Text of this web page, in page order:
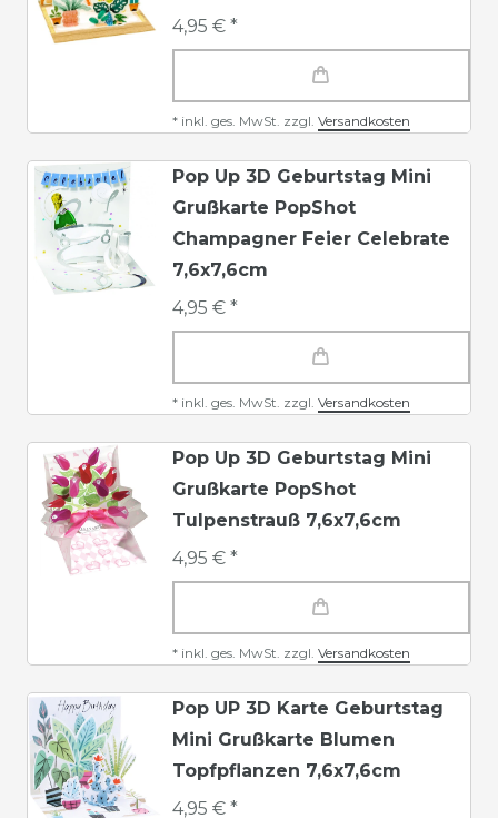
4,95 € *
* inkl. ges. MwSt. zzgl. Versandkosten
Pop Up 3D Geburtstag Mini
Grußkarte PopShot
Champagner Feier Celebrate
7,6x7,6cm
4,95 € *
* inkl. ges. MwSt. zzgl. Versandkosten
Pop Up 3D Geburtstag Mini
Grußkarte PopShot
Tulpenstrauß 7,6x7,6cm
4,95 € *
* inkl. ges. MwSt. zzgl. Versandkosten
Pop UP 3D Karte Geburtstag
Mini Grußkarte Blumen
Topfpflanzen 7,6x7,6cm
4,95 € *